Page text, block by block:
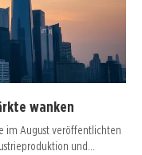
wanken
im August veröffentlichten
und…